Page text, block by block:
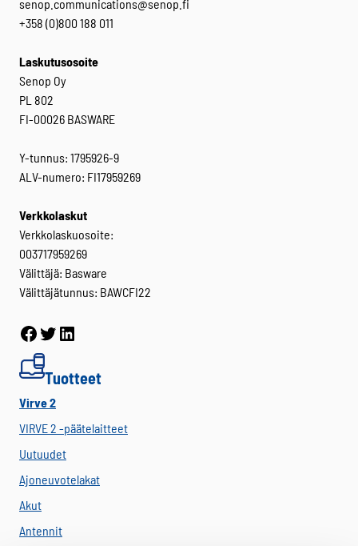
senop.communications@senop.fi
+358 (0)800 188 011
Laskutusosoite
Senop Oy
PL 802
FI-00026 BASWARE
Y-tunnus: 1795926-9
ALV-numero: FI17959269
Verkkolaskut
Verkkolaskuosoite:
003717959269
Välittäjä: Basware
Välittäjätunnus: BAWCFI22
Tuotteet
Virve 2
VIRVE 2 -päätelaitteet
Uutuudet
Ajoneuvotelakat
Akut
Antennit